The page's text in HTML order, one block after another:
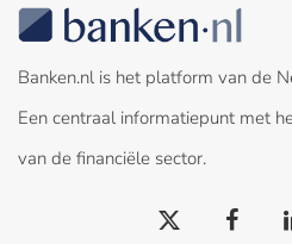
Banken.nl is het platform van de
Een centraal informatiepunt met
van de financiële sector.